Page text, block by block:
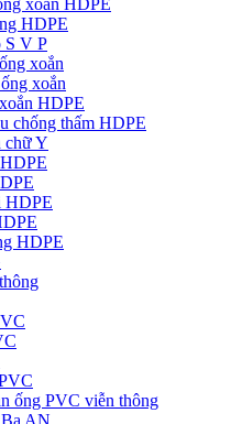
xoắn HDPE
HDPE
S V P
xoắn
xoắn
HDPE
chống thấm HDPE
chữ Y
HDPE
HDPE
ống PVC viễn thông